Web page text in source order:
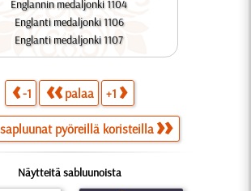
Englannin medaljonki 1104
Englanti medaljonki 1106
Englanti medaljonki 1107
-1 palaa +1
pyöreillä koristeilla
Näytteitä sabluunoista